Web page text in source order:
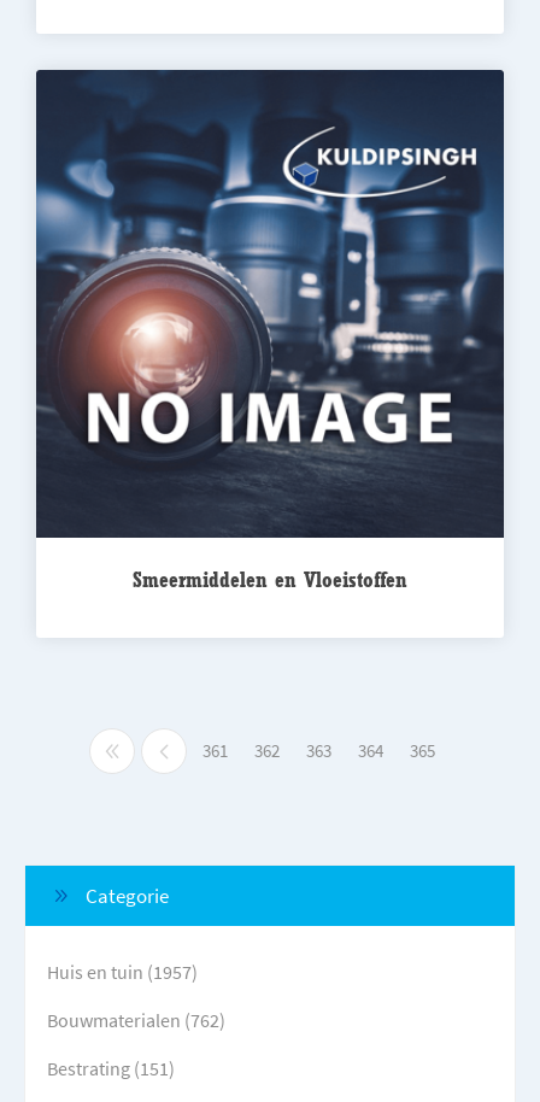
Smeermiddelen en Vloeistoffen
361 362 363 364 365
Categorie
Huis en tuin (1957)
Bouwmaterialen (762)
Bestrating (151)